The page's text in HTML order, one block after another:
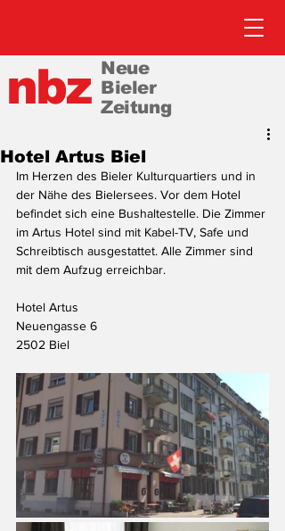
nbz Neue
Bieler
Zeitung
Hotel Artus Biel
Im Herzen des Bieler Kulturquartiers und in
der Nähe des Bielersees. Vor dem Hotel
befindet sich eine Bushaltestelle. Die Zimmer
im Artus Hotel sind mit Kabel-TV, Safe und
Schreibtisch ausgestattet. Alle Zimmer sind
mit dem Aufzug erreichbar.
Hotel Artus
Neuengasse 6
2502 Biel